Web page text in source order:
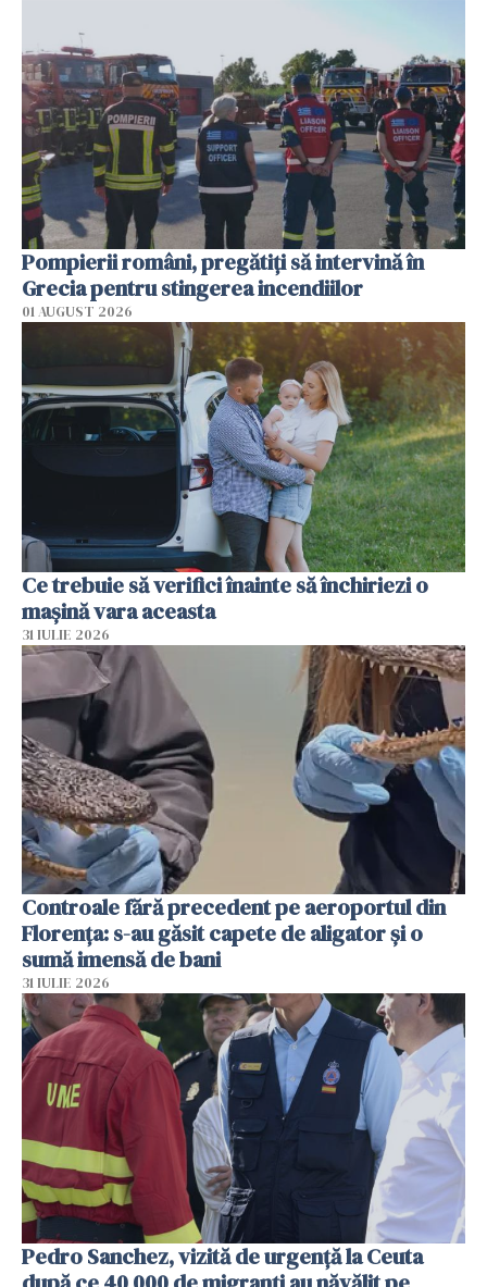
Pompierii români, pregătiţi să intervină în
Grecia pentru stingerea incendiilor
01 AUGUST 2026
Ce trebuie să verifici înainte să închiriezi o
mașină vara aceasta
31 IULIE 2026
Controale fără precedent pe aeroportul din
Florența: s-au găsit capete de aligator și o
sumă imensă de bani
31 IULIE 2026
Pedro Sanchez, vizită de urgență la Ceuta